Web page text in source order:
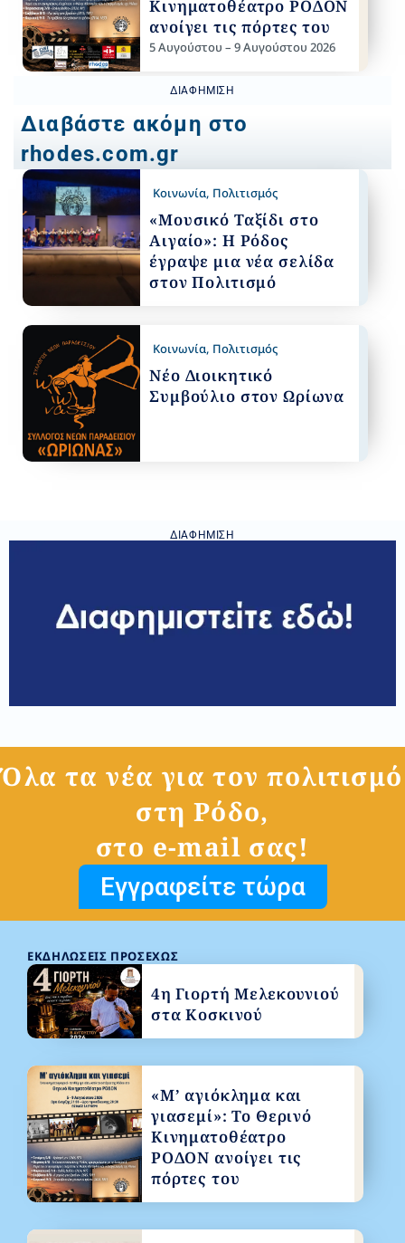
Κινηματοθέατρο ΡΟΔΟΝ
ανοίγει τις πόρτες του
5 Αυγούστου – 9 Αυγούστου 2026
ΔΙΑΦΉΜΙΣΗ
Διαβάστε ακόμη στο
rhodes.com.gr
Κοινωνία, Πολιτισμός
«Μουσικό Ταξίδι στο
Αιγαίο»: Η Ρόδος
έγραψε μια νέα σελίδα
στον Πολιτισμό
Κοινωνία, Πολιτισμός
Νέο Διοικητικό
Συμβούλιο στον Ωρίωνα
ΔΙΑΦΉΜΙΣΗ
Όλα τα νέα για τον πολιτισμό
στη Ρόδο,
στο e-mail σας!
Εγγραφείτε τώρα
ΕΚΔΗΛΏΣΕΙΣ ΠΡΟΣΕΧΏΣ
4η Γιορτή Μελεκουνιού
στα Κοσκινού
«Μ’ αγιόκλημα και
γιασεμί»: Το Θερινό
Κινηματοθέατρο
ΡΟΔΟΝ ανοίγει τις
πόρτες του